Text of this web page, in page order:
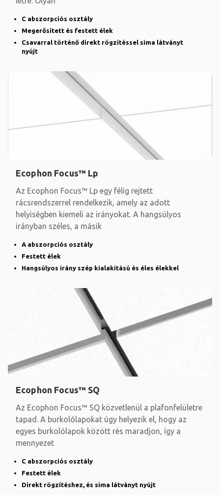
C abszorpciós osztály
Megerősített és festett élek
Csavarral történő direkt rögzítéssel sima látványt
nyújt
Ecophon Focus™ Lp
Az Ecophon Focus™ Lp egy félig rejtett
rácsrendszerrel rendelkezik, amely az adott
helyiségben kiemeli az irányokat. A hangsúlyos
irányban széles, a másik
A abszorpciós osztály
Festett élek
Hangsúlyos irány szép kialakítású és éles élekkel
Ecophon Focus™ SQ
Az Ecophon Focus™ SQ közvetlenül a plafonfelületre
tapad. A burkolólapokat úgy helyezik el, hogy az
egyes burkolólapok között rés maradjon, így a
mennyezet
C abszorpciós osztály
Festett élek
Direkt rögzítéshez, és sima látványt nyújt